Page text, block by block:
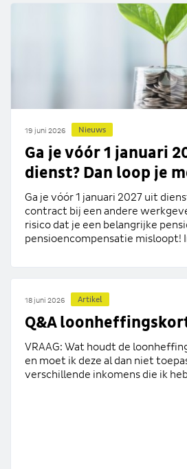
19 juni 2026 Nieuws
Ga je vóór 1 januari
dienst? Dan loop je
Ga je vóór 1 januari 2027 uit
contract bij een andere
risico dat je een belangrijke
pensioencompensatie misloopt!
18 juni 2026 Artikel
Q&A
VRAAG: Wat houdt de
en moet ik deze al dan niet
verschillende inkomens die ik